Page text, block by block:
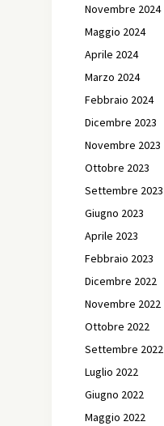
Novembre 2024
Maggio 2024
Aprile 2024
Marzo 2024
Febbraio 2024
Dicembre 2023
Novembre 2023
Ottobre 2023
Settembre 2023
Giugno 2023
Aprile 2023
Febbraio 2023
Dicembre 2022
Novembre 2022
Ottobre 2022
Settembre 2022
Luglio 2022
Giugno 2022
Maggio 2022